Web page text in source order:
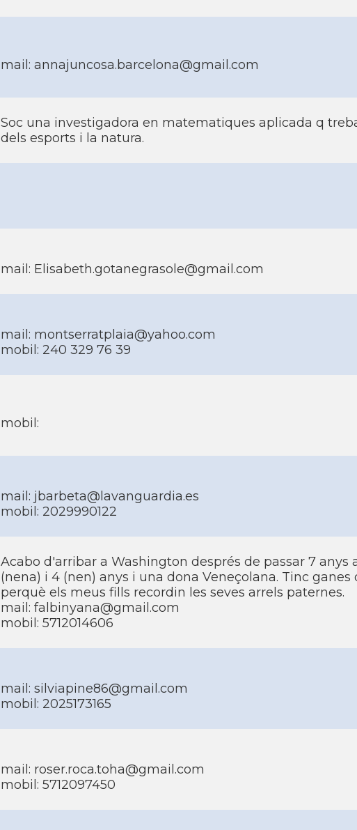
mail: annajuncosa.barcelona@gmail.com
Soc una investigadora en matematiques aplicada q
dels esports i la natura.
mail: Elisabeth.gotanegrasole@gmail.com
mail: montserratplaia@yahoo.com
mobil: 240 329 76 39
mobil:
mail: jbarbeta@lavanguardia.es
mobil: 2029990122
Acabo d'arribar a Washington després de passar 7 anys
(nena) i 4 (nen) anys i una dona Veneçolana. Tinc
perquè els meus fills recordin les seves arrels paternes.
mail: falbinyana@gmail.com
mobil: 5712014606
mail: silviapine86@gmail.com
mobil: 2025173165
mail: roser.roca.toha@gmail.com
mobil: 5712097450